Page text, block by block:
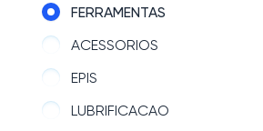
FERRAMENTAS
ACESSORIOS
EPIS
LUBRIFICACAO